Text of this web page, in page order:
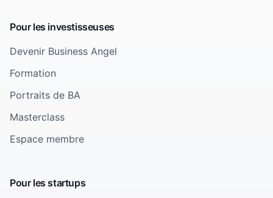
Pour les investisseuses
Devenir Business Angel
Formation
Portraits de BA
Masterclass
Espace membre
Pour les startups